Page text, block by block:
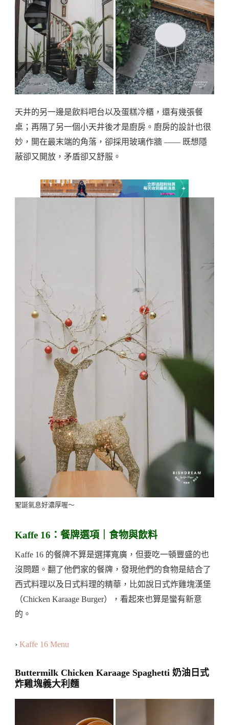
天井的另一邊是飲料吧台以及蛋糕冷櫃，還有幾張餐
桌；再隔了另一個小天井後才是廚房。廚房的設計也很
妙，開在最末端的角落，卻採用玻璃作牆 —— 既想隱
蔽卻又開放，矛盾卻又舒服。
聖誕氣息好濃厚喔～
Kaffe 16：餐牌選項｜食物與飲料
Kaffe 16 的餐牌不算是選擇寬廣，但要吃一頓豐盛的也
沒問題。翻了他們家的餐牌，發現他們的食物是結合了
西式料理以及日式料理的精華，比如說日式炸雞塊漢堡
（Chicken Karaage Burger），看起來也算是蠻有新意
的。
› Kaffe 16 Menu
Buttermilk Chicken Karaage Spaghetti 奶油日式
炸雞塊義大利麵